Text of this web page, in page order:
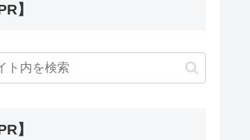
】
】